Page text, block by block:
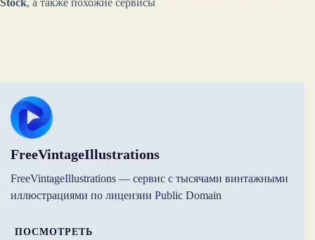
FreeVintageIllustrations
FreeVintageIllustrations — сервис с тысячами винтажными
иллюстрациями по лицензии Public Domain
ПОСМОТРЕТЬ